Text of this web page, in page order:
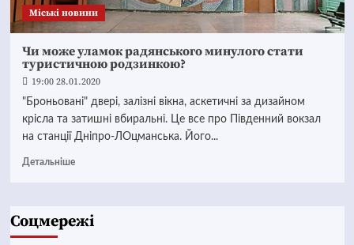
Mіські новини
Чи може уламок радянського минулого стати
туристичною родзинкою?
19:00 28.01.2020
"Броньовані" двері, залізні вікна, аскетичні за дизайном
крісла та затишні вбиральні. Це все про Південний вокзал
на станції Дніпро-ЛОцманська. Його...
Детальніше
Соцмережі